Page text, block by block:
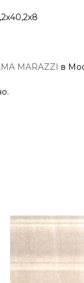
MARAZZI в